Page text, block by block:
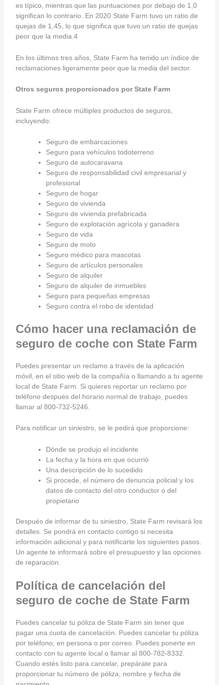
es típico, mientras que las puntuaciones por debajo de 1,0
significan lo contrario. En 2020 State Farm tuvo un ratio de
quejas de 1,45, lo que significa que tuvo un ratio de quejas
peor que la media.4
En los últimos tres años, State Farm ha tenido un índice de
reclamaciones ligeramente peor que la media del sector.
Otros seguros proporcionados por State Farm
State Farm ofrece múltiples productos de seguros,
incluyendo:
Seguro de embarcaciones
Seguro para vehículos todoterreno
Seguro de autocaravana
Seguro de responsabilidad civil empresarial y
profesional
Seguro de hogar
Seguro de vivienda
Seguro de vivienda prefabricada
Seguro de explotación agrícola y ganadera
Seguro de vida
Seguro de moto
Seguro médico para mascotas
Seguro de artículos personales
Seguro de alquiler
Seguro de alquiler de inmuebles
Seguro para pequeñas empresas
Seguro contra el robo de identidad
Cómo hacer una reclamación de
seguro de coche con State Farm
Puedes presentar un reclamo a través de la aplicación
móvil, en el sitio web de la compañía o llamando a tu agente
local de State Farm. Si quieres reportar un reclamo por
teléfono después del horario normal de trabajo, puedes
llamar al 800-732-5246.
Para notificar un siniestro, se le pedirá que proporcione:
Dónde se produjo el incidente
La fecha y la hora en que ocurrió
Una descripción de lo sucedido
Si procede, el número de denuncia policial y los
datos de contacto del otro conductor o del
propietario
Después de informar de tu siniestro, State Farm revisará los
detalles. Se pondrá en contacto contigo si necesita
información adicional y para notificarte los siguientes pasos.
Un agente te informará sobre el presupuesto y las opciones
de reparación.
Política de cancelación del
seguro de coche de State Farm
Puedes cancelar tu póliza de State Farm sin tener que
pagar una cuota de cancelación. Puedes cancelar tu póliza
por teléfono, en persona o por correo. Puedes ponerte en
contacto con tu agente local o llamar al 800-782-8332.
Cuando estés listo para cancelar, prepárate para
proporcionar tu número de póliza, nombre y fecha de